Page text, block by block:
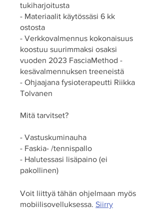
tukiharjoitusta
- Materiaalit käytössäsi 6 kk
ostosta
- Verkkovalmennus kokonaisuus
koostuu suurimmaksi osaksi
vuoden 2023 FasciaMethod -
kesävalmennuksen treeneistä
- Ohjaajana fysioterapeutti Riikka
Tolvanen
Mitä tarvitset?
- Vastuskuminauha
- Faskia- /tennispallo
- Halutessasi lisäpaino (ei
pakollinen)
Voit liittyä tähän ohjelmaan myös
mobiilisovelluksessa. Siirry